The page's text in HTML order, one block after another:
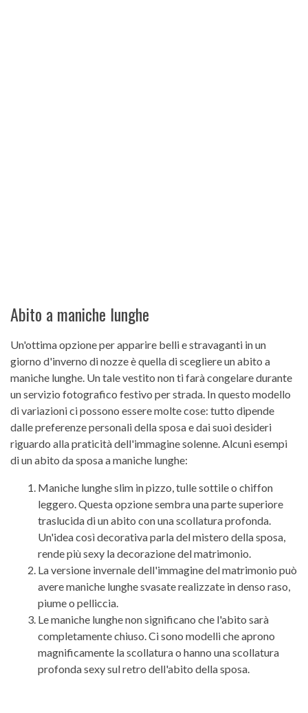
Abito a maniche lunghe
Un'ottima opzione per apparire belli e stravaganti in un
giorno d'inverno di nozze è quella di scegliere un abito a
maniche lunghe. Un tale vestito non ti farà congelare durante
un servizio fotografico festivo per strada. In questo modello
di variazioni ci possono essere molte cose: tutto dipende
dalle preferenze personali della sposa e dai suoi desideri
riguardo alla praticità dell'immagine solenne. Alcuni esempi
di un abito da sposa a maniche lunghe:
Maniche lunghe slim in pizzo, tulle sottile o chiffon
leggero. Questa opzione sembra una parte superiore
traslucida di un abito con una scollatura profonda.
Un'idea così decorativa parla del mistero della sposa,
rende più sexy la decorazione del matrimonio.
La versione invernale dell'immagine del matrimonio può
avere maniche lunghe svasate realizzate in denso raso,
piume o pelliccia.
Le maniche lunghe non significano che l'abito sarà
completamente chiuso. Ci sono modelli che aprono
magnificamente la scollatura o hanno una scollatura
profonda sexy sul retro dell'abito della sposa.